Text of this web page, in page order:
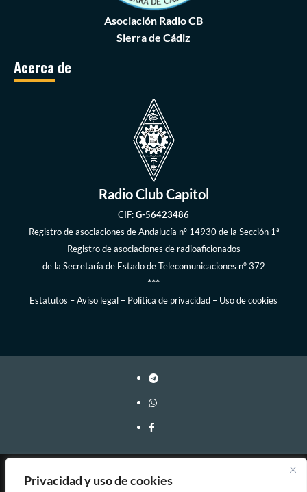
Privacidad y uso de cookies
Asociación Radio CB
Sierra de Cádiz
Acerca de
Radio Club Capitol
CIF:G-56423486
Registro de asociaciones de Andalucía nº 14930 de la Sección 1ª
Registro de asociaciones de radioaficionados
de la Secretaría de Estado de Telecomunicaciones nº 372
***
Estatutos –Aviso legal – Política de privacidad – Uso de cookies
Webmaster: EA7FY Copyleft, 2023-2026